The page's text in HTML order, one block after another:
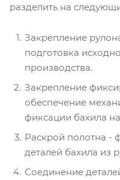
разделить на
Закрепление
подготовка
производства.
Закрепление
обеспечение
фиксации бахила
Раскрой полотна -
деталей бахила из
Соединение